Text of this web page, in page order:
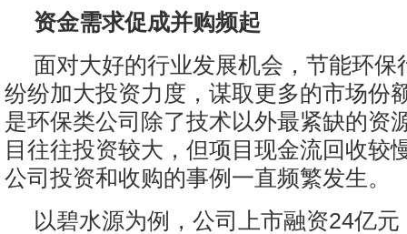
资金需求促成并购频起
面对大好的行业发展机会，节能环保
纷纷加大投资力度，谋取更多的市场份
是环保类公司除了技术以外最紧缺的资
目往往投资较大，但项目现金流回收较
公司投资和收购的事例一直频繁发生。
以碧水源为例，公司上市融资24亿